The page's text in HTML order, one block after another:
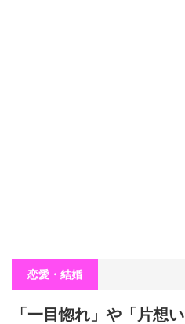
恋愛・結婚
「一目惚れ」や「片想